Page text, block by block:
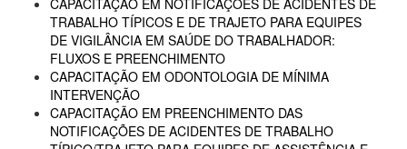
CAPACITAÇÃO EM NOTIFICAÇÕES DE ACIDENTES DE
TRABALHO TÍPICOS E DE TRAJETO PARA EQUIPES
DE VIGILÂNCIA EM SAÚDE DO TRABALHADOR:
FLUXOS E PREENCHIMENTO
CAPACITAÇÃO EM ODONTOLOGIA DE MÍNIMA
INTERVENÇÃO
CAPACITAÇÃO EM PREENCHIMENTO DAS
NOTIFICAÇÕES DE ACIDENTES DE TRABALHO